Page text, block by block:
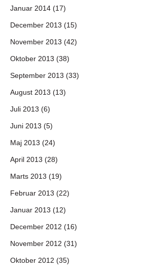
Januar 2014 (17)
December 2013 (15)
November 2013 (42)
Oktober 2013 (38)
September 2013 (33)
August 2013 (13)
Juli 2013 (6)
Juni 2013 (5)
Maj 2013 (24)
April 2013 (28)
Marts 2013 (19)
Februar 2013 (22)
Januar 2013 (12)
December 2012 (16)
November 2012 (31)
Oktober 2012 (35)